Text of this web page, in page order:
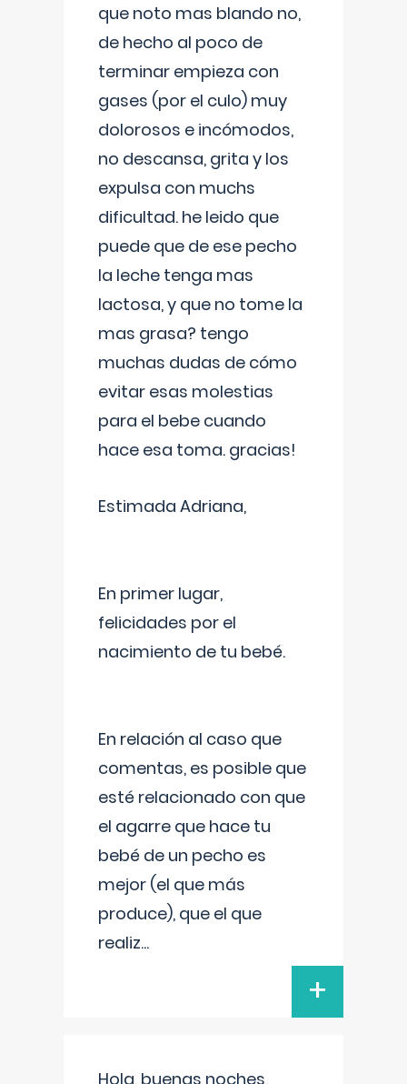
que noto mas blando no,
de hecho al poco de
terminar empieza con
gases (por el culo) muy
dolorosos e incómodos,
no descansa, grita y los
expulsa con muchs
dificultad. he leido que
puede que de ese pecho
la leche tenga mas
lactosa, y que no tome la
mas grasa? tengo
muchas dudas de cómo
evitar esas molestias
para el bebe cuando
hace esa toma. gracias!
Estimada Adriana,
En primer lugar,
felicidades por el
nacimiento de tu bebé.
En relación al caso que
comentas, es posible que
esté relacionado con que
el agarre que hace tu
bebé de un pecho es
mejor (el que más
produce), que el que
realiz...
+
Hola, buenas noches,